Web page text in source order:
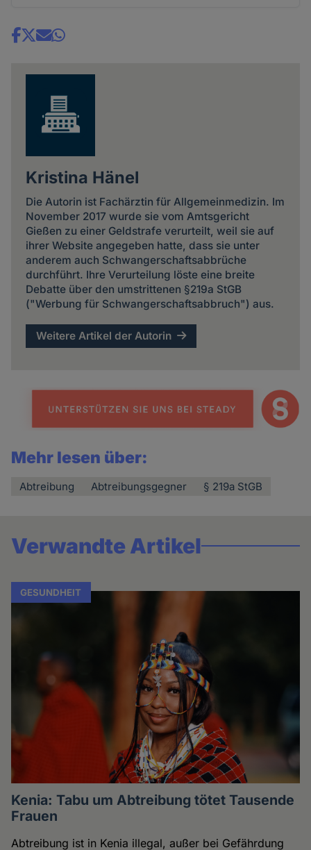
Share
Kristina Hänel
Die Autorin ist Fachärztin für Allgemeinmedizin. Im
November 2017 wurde sie vom Amtsgericht
Gießen zu einer Geldstrafe verurteilt, weil sie auf
ihrer Website angegeben hatte, dass sie unter
anderem auch Schwangerschaftsabbrüche
durchführt. Ihre Verurteilung löste eine breite
Debatte über den umstrittenen §219a StGB
("Werbung für Schwangerschaftsabbruch") aus.
Weitere Artikel der Autorin
Mehr lesen über:
Abtreibung Abtreibungsgegner § 219a StGB
Verwandte Artikel
GESUNDHEIT
Kenia: Tabu um Abtreibung tötet Tausende
Frauen
Abtreibung ist in Kenia illegal, außer bei Gefährdung